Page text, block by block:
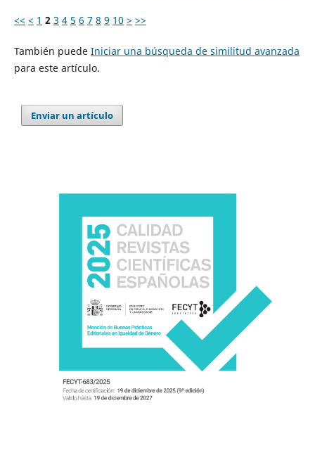
<< < 1 2 3 4 5 6 7 8 9 10 > >>
También puede Iniciar una búsqueda de similitud avanzada
para este artículo.
Enviar un artículo